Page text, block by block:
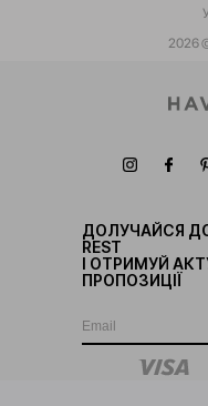
2026
ДОЛУЧАЙСЯ ДО
REST
І ОТРИМУЙ
ПРОПОЗИЦІЇ